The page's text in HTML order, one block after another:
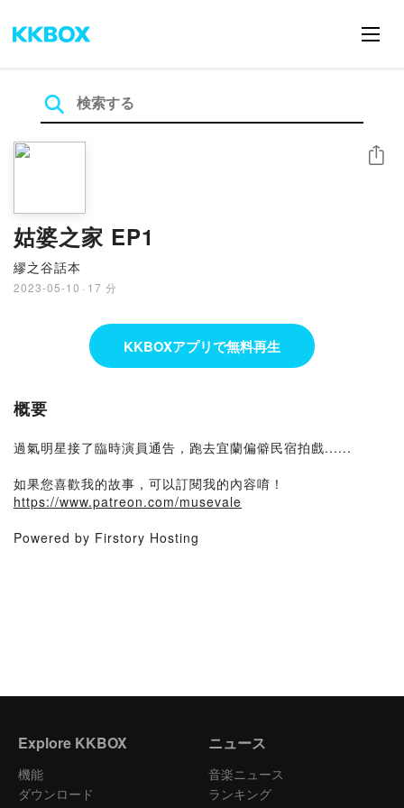
姑婆之家 EP1
繆之谷話本
2023-05-10 · 17 分
シェア
KKBOXアプリで無料再生
概要
過氣明星接了臨時演員通告，跑去宜蘭偏僻民宿拍戲......
如果您喜歡我的故事，可以訂閱我的內容唷！
https://www.patreon.com/musevale
Powered by Firstory Hosting
Explore KKBOX
機能
ダウンロード
ニュース
音楽ニュース
ランキング